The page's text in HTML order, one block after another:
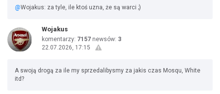
@Wojakus: za tyle, ile ktoś uzna, że są warci ;)
Wojakus
komentarzy: 7157 newsów: 3
22.07.2026, 17:15
A swoją drogą za ile my sprzedalibysmy za jakis czas Mosqu, White
itd?